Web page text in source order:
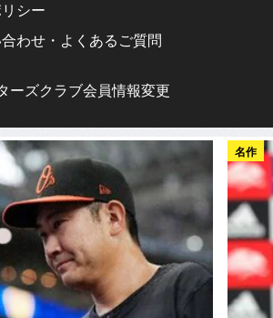
シー
わせ・よくあるご質問
ーズクラブ会員情報変更
名作